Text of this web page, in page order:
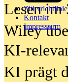
Kontakt
Impresssum
Lesen im
Wiley
KI-
KI prägt